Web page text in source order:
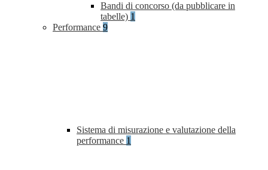
Bandi di concorso (da pubblicare in
tabelle) 1
Performance 9
Sistema di misurazione e valutazione della
performance 1